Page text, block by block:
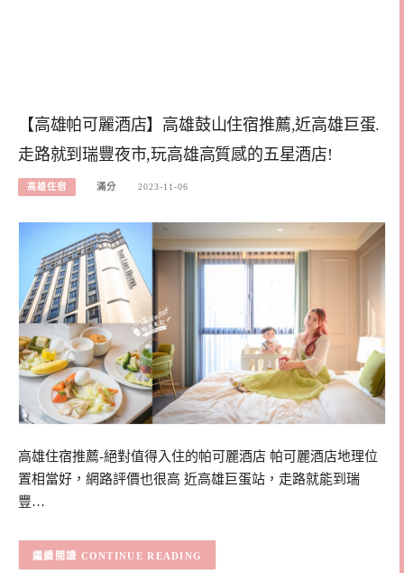
【高雄帕可麗酒店】高雄鼓山住宿推薦,近高雄巨蛋.
走路就到瑞豐夜市,玩高雄高質感的五星酒店!
高雄住宿 滿分 2023-11-06
高雄住宿推薦-絕對值得入住的帕可麗酒店 帕可麗酒店地理位
置相當好，網路評價也很高 近高雄巨蛋站，走路就能到瑞
豐…
CONTINUE READING